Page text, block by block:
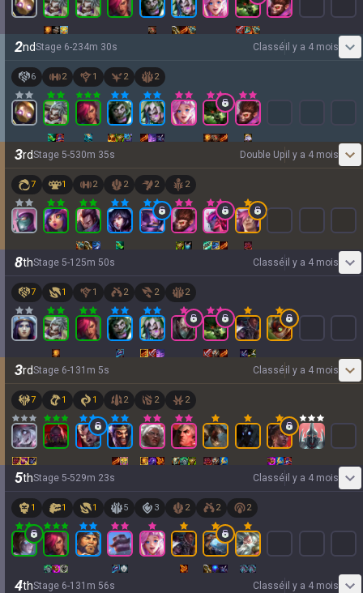
2ndStage 6-234m 30s Classéil y a 4 mois
6 2 1 2 2
3rdStage 5-530m 35s Double Upil y a 4 mois
7 1 2 2 2 2
8thStage 5-1 25m 50s Classéil y a 4 mois
7 1 1 2 2 2
3rdStage 6-1 31 m 5s Classéil y a 4 mois
7 1 1 2 2 2
5thStage 5-529m 23s Classéil y a 4 mois
1 1 1 5 3 2 2 2
4thStage 6-1 31 m 56s Classéil y a 4 mois